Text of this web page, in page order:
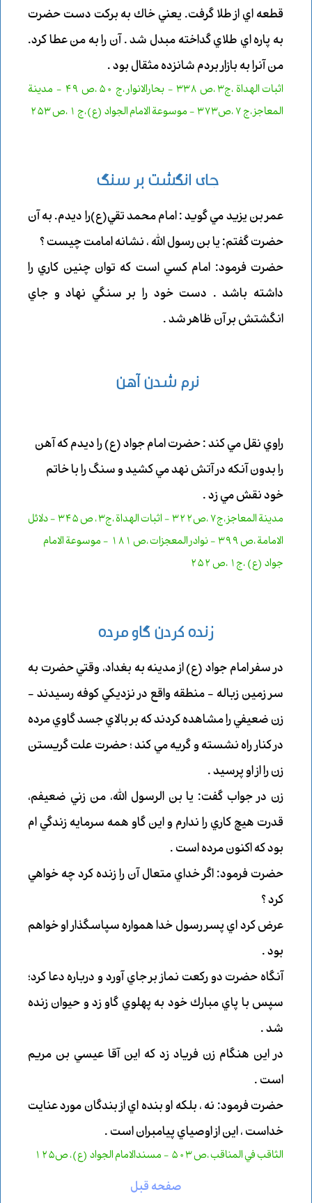
قطعه اي از طلا گرفت. يعني خاك به بركت دست حضرت
به پاره اي طلاي گداخته مبدل شد . آن را به من عطا كرد.
من آنرا به بازار بردم شانزده مثقال بود .
اثبات الهداة ،ج3 ،ص 338 - بحارالانوار ،ج 50 ،ص 49 - مدينة
المعاجز ،ج 7 ،ص373 - موسوعة الامام الجواد (ع)،ج 1 ،ص 253
جاي انگشت بر سنگ
عمر بن يزيد مي گويد : امام محمد تقي(ع)را ديدم. به آن
حضرت گفتم: يا بن رسول الله ، نشانه امامت چيست ؟
حضرت فرمود: امام كسي است كه توان چنين كاري را
داشته باشد . دست خود را بر سنگي نهاد و جاي
انگشتش بر آن ظاهر شد .
نرم شدن آهن
راوي نقل مي كند : حضرت امام جواد (ع) را ديدم كه آهن
را بدون آنكه در آتش نهد مي كشيد و سنگ را با خاتم
خود نقش مي زد .
مدينة المعاجز ،ج7 ،ص322 - اثبات الهداة ،ج3 ، ص 345 - دلائل
الامامة ،ص 399
-
نوادر المعجزات ،ص 181 - موسوعة الامام
جواد (ع) ،ج1 ،ص 252
زنده كردن گاو مرده
در سفر امام جواد (ع) از مدينه به بغداد، وقتي حضرت به
سر زمين زباله - منطقه واقع در نزديكي كوفه رسيدند -
زن ضعيفي را مشاهده كردند كه بر بالاي جسد گاوي مرده
در كنار راه نشسته و گريه مي كند ؛ حضرت علت گريستن
زن را از او پرسيد .
زن در جواب گفت: يا بن الرسول الله، من زني ضعيفم،
قدرت هيچ كاري را ندارم و اين گاو همه سرمايه زندگي ام
بود كه اكنون مرده است .
حضرت فرمود: اگر خداي متعال آن را زنده كرد چه خواهي
كرد ؟
عرض كرد اي پسر رسول خدا همواره سپاسگذار او خواهم
بود .
آنگاه حضرت دو ركعت نماز بر جاي آورد و درباره دعا كرد؛
سپس با پاي مبارك خود به پهلوي گاو زد و حيوان زنده
شد .
در اين هنگام زن فرياد زد كه اين آقا عيسي بن مريم
است .
حضرت فرمود: نه ، بلكه او بنده اي از بندگان مورد عنايت
خداست ، اين از اوصياي پيامبران است .
الثاقب في المناقب ،ص 503 - مسندالامام الجواد (ع)، ص125
صفحه قبل